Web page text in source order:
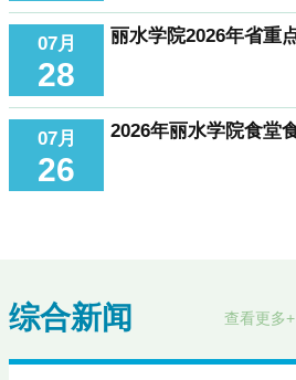
07月
28
07月
26
综合新闻 查看更多+